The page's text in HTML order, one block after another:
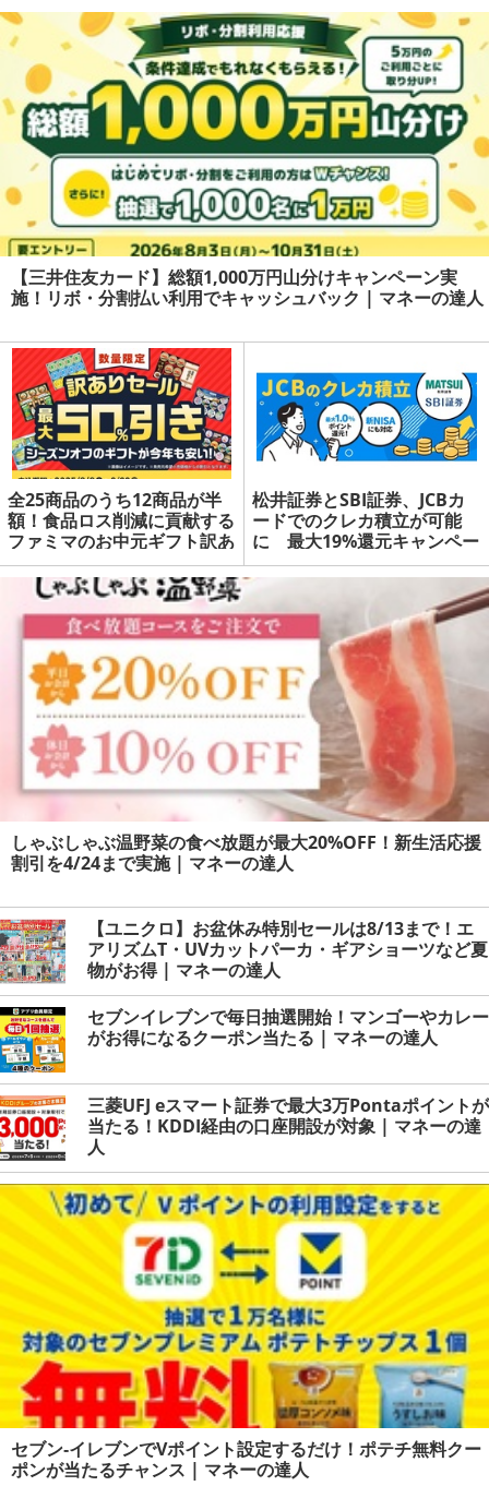
【三井住友カード】総額1,000万円山分けキャンペーン実
施！リボ・分割払い利用でキャッシュバック | マネーの達人
全25商品のうち12商品が半
額！食品ロス削減に貢献する
ファミマのお中元ギフト訳あ
りセール | マネーの達人
松井証券とSBI証券、JCBカ
ードでのクレカ積立が可能
に 最大19%還元キャンペー
ンも | マネーの達人
しゃぶしゃぶ温野菜の食べ放題が最大20%OFF！新生活応援
割引を4/24まで実施 | マネーの達人
【ユニクロ】お盆休み特別セールは8/13まで！エ
アリズムT・UVカットパーカ・ギアショーツなど夏
物がお得 | マネーの達人
セブンイレブンで毎日抽選開始！マンゴーやカレー
がお得になるクーポン当たる | マネーの達人
三菱UFJ eスマート証券で最大3万Pontaポイントが
当たる！KDDI経由の口座開設が対象 | マネーの達
人
セブン‐イレブンでVポイント設定するだけ！ポテチ無料クー
ポンが当たるチャンス | マネーの達人